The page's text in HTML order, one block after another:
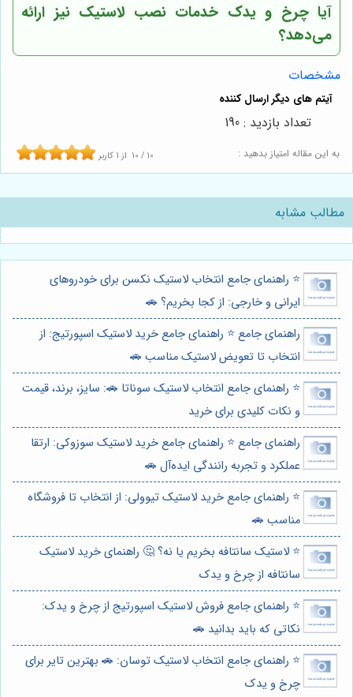
آیا چرخ و یدک خدمات نصب لاستیک نیز ارائه
می‌دهد؟
مشخصات
به این مقاله امتیاز بدهید : 10 / 10 از 1 کاربر
تعداد بازدید : 190
مطالب مشابه
⭐️ راهنمای جامع انتخاب لاستیک نکسن برای خودروهای
ایرانی و خارجی: از کجا بخریم؟ 🚗
راهنمای جامع ⭐️ راهنمای جامع خرید لاستیک اسپورتیج: از
انتخاب تا تعویض لاستیک مناسب 🚗
⭐️ راهنمای جامع انتخاب لاستیک سوناتا 🚗: سایز، برند، قیمت
و نکات کلیدی برای خرید
راهنمای جامع ⭐️ راهنمای جامع خرید لاستیک سوزوکی: ارتقا
عملکرد و تجربه رانندگی ایده‌آل 🚗
⭐️ راهنمای جامع خرید لاستیک تیوولی: از انتخاب تا فروشگاه
مناسب 🚗
⭐️ لاستیک سانتافه بخریم یا نه؟ 🤔 راهنمای خرید لاستیک
سانتافه از چرخ و یدک
⭐️ راهنمای جامع فروش لاستیک اسپورتیج از چرخ و یدک:
نکاتی که باید بدانید 🚗
⭐️ راهنمای جامع انتخاب لاستیک توسان: 🚗 بهترین تایر برای
چرخ و یدک